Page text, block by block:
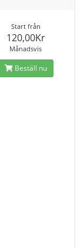
Start från
120,00Kr
Månadsvis
Beställ nu